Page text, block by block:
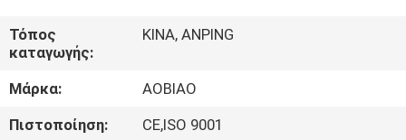
ΕΜΕΊΣ
ΓΎΡΟΣ
ΕΡΓΟΣΤΑΣΊΩΝ
Τόπος
καταγωγής:
ΚΙΝΑ, ANPING
Μάρκα:
AOBIAO
Πιστοποίηση:
CE,ISO 9001